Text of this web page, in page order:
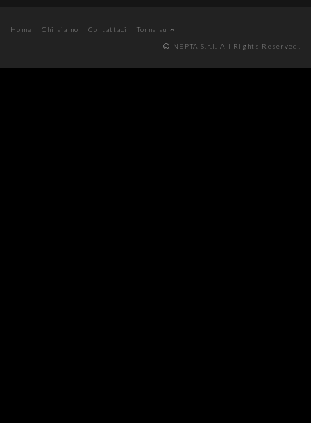
Home Chi siamo Contattaci
Torna su
NEPTA S.r.l. All Rights Reserved.